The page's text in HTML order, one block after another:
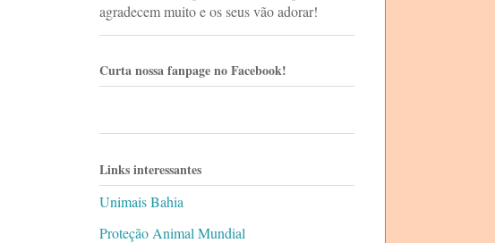
agradecem muito e os seus vão adorar!
Curta nossa fanpage no Facebook!
Links interessantes
Unimais Bahia
Proteção Animal Mundial